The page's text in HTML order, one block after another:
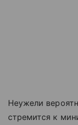
Неужели
стремится к